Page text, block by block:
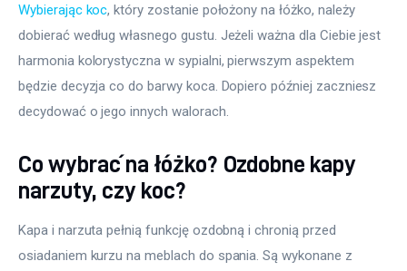
Wybierając koc, który zostanie położony na łóżko, należy
dobierać według własnego gustu. Jeżeli ważna dla Ciebie jest
harmonia kolorystyczna w sypialni, pierwszym aspektem
będzie decyzja co do barwy koca. Dopiero później zaczniesz
decydować o jego innych walorach.
Co wybrać na łóżko? Ozdobne kapy
narzuty, czy koc?
Kapa i narzuta pełnią funkcję ozdobną i chronią przed
osiadaniem kurzu na meblach do spania. Są wykonane z